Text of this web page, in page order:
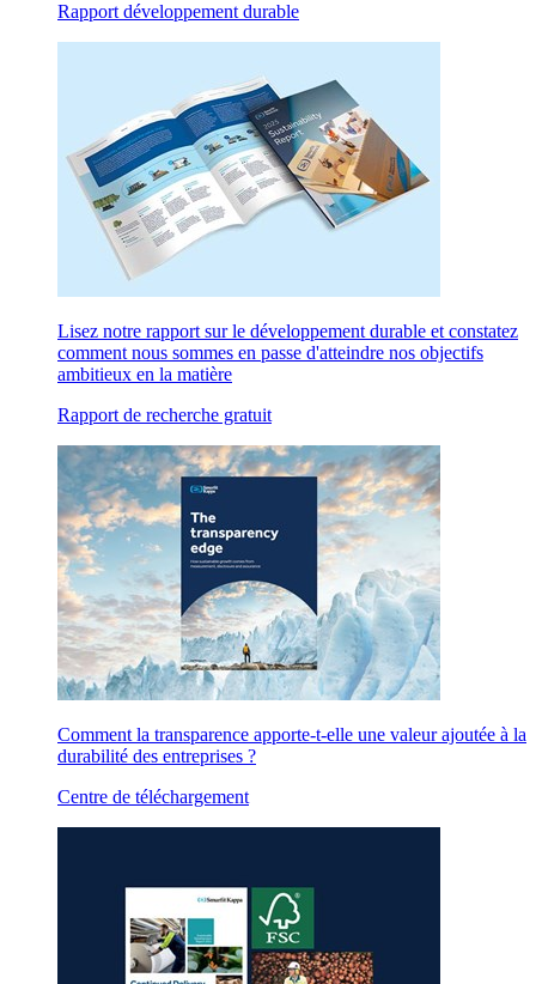
Rapport développement durable
Lisez notre rapport sur le développement durable et constatez
comment nous sommes en passe d'atteindre nos objectifs
ambitieux en la matière
Rapport de recherche gratuit
Comment la transparence apporte-t-elle une valeur ajoutée à la
durabilité des entreprises ?
Centre de téléchargement